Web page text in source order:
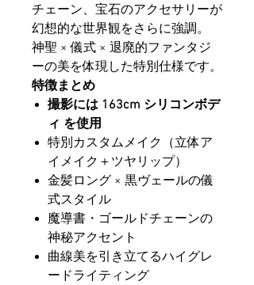
チェーン、宝石のアクセサリーが
幻想的な世界観をさらに強調。
神聖 × 儀式 × 退廃的ファンタジ
ーの美を体現した特別仕様です。
特徴まとめ
撮影には 163cm シリコンボデ
ィ を使用
特別カスタムメイク（立体ア
イメイク＋ツヤリップ）
金髪ロング × 黒ヴェールの儀
式スタイル
魔導書・ゴールドチェーンの
神秘アクセント
曲線美を引き立てるハイグレ
ードライティング